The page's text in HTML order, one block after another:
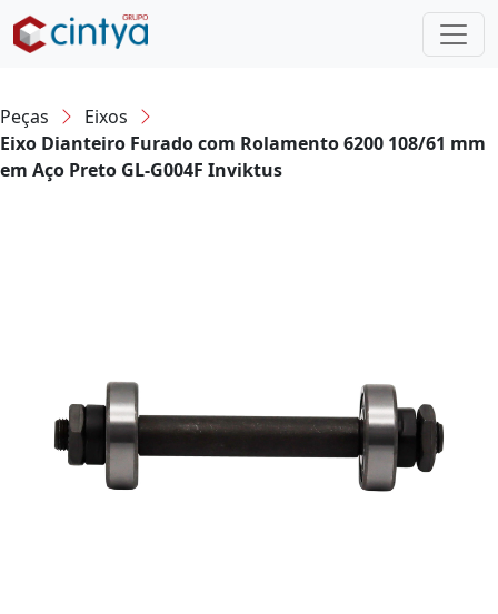
Peças
Eixos
Eixo Dianteiro Furado com Rolamento 6200 108/61 mm
em Aço Preto GL-G004F Inviktus